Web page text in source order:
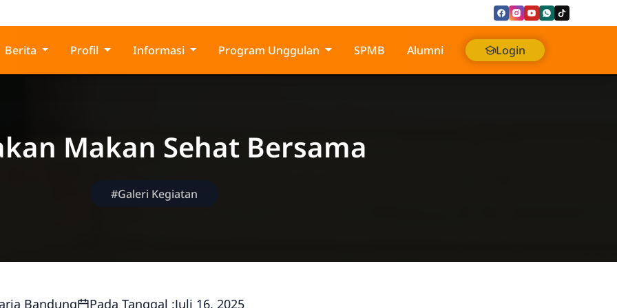
Berita Profil Informasi Program Unggulan SPMB Alumni Login
Makan Sehat Bersama
#Galeri Kegiatan
Bandung Pada Tanggal :Juli 16, 2025